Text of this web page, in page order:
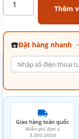
Thêm
☎️Đặt hàng nhanh
Giao hàng toàn quốc
Miễn phí đơn ≥
3.000.000đ